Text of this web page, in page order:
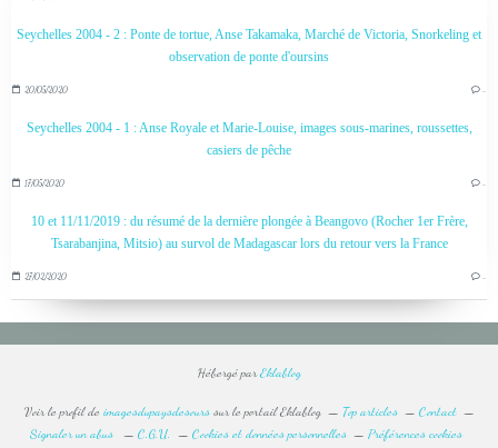
Seychelles 2004 - 2 : Ponte de tortue, Anse Takamaka, Marché de Victoria, Snorkeling et
observation de ponte d'oursins
20/05/2020 …
Seychelles 2004 - 1 : Anse Royale et Marie-Louise, images sous-marines, roussettes,
casiers de pêche
17/05/2020 …
10 et 11/11/2019 : du résumé de la dernière plongée à Beangovo (Rocher 1er Frère,
Tsarabanjina, Mitsio) au survol de Madagascar lors du retour vers la France
27/02/2020 …
Hébergé parEklablog
Voir le profil de imagesdupaysdesourssur le portail Eklablog Top articles
Contact
Signaler un abus
C.G.U. Cookies et données personnelles Préférences cookies